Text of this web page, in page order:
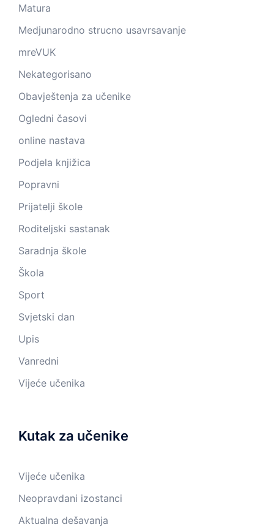
Matura
Medjunarodno strucno usavrsavanje
mreVUK
Nekategorisano
Obavještenja za učenike
Ogledni časovi
online nastava
Podjela knjižica
Popravni
Prijatelji škole
Roditeljski sastanak
Saradnja škole
Škola
Sport
Svjetski dan
Upis
Vanredni
Vijeće učenika
Kutak za učenike
Vijeće učenika
Neopravdani izostanci
Aktualna dešavanja